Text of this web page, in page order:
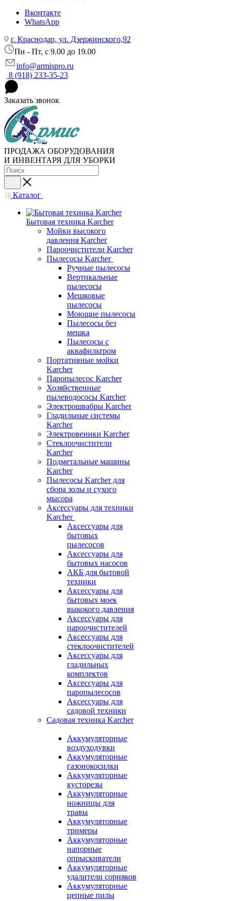
Вконтакте
WhatsApp
г. Краснодар, ул. Дзержинского,92
Пн - Пт, c 9.00 до 19.00
info@armispro.ru
8 (918) 233-35-23
Заказать звонок
ПРОДАЖА ОБОРУДОВАНИЯ
И ИНВЕНТАРЯ ДЛЯ УБОРКИ
Каталог
Бытовая техника Karcher
Мойки высокого
давления Karcher
Пароочистители Karcher
Пылесосы Karcher
Ручные пылесосы
Вертикальные
пылесосы
Мешковые
пылесосы
Моющие пылесосы
Пылесосы без
мешка
Пылесосы с
аквафильтром
Портативные мойки
Karcher
Паропылесос Karcher
Хозяйственные
пылеводососы Karcher
Электрошвабры Karcher
Гладильные системы
Karcher
Электровеники Karcher
Стеклоочистители
Karcher
Подметальные машины
Karcher
Пылесосы Karcher для
сбора золы и сухого
мысора
Аксессуары для техники
Karcher
Аксессуары для
бытовых
пылесосов
Аксессуары для
бытовых насосов
АКБ для бытовой
техники
Аксессуары для
бытовых моек
выкокого давления
Аксессуары для
пароочистителей
Аксессуары для
стеклоочистителей
Аксессуары для
гладильных
комплектов
Аксессуары для
паропылесосов
Аксессуары для
садовой техники
Садовая техника Karcher
Аккумуляторные
воздуходувки
Аккумуляторные
газонокосилки
Аккумуляторные
кусторезы
Аккумуляторные
ножницы для
травы
Аккумуляторные
тримеры
Аккумуляторные
напорные
опрыскиватели
Аккумуляторные
удалители сорняков
Аккумуляторные
цепные пилы